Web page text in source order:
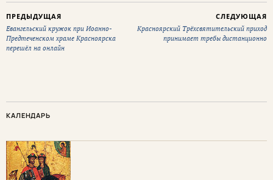
ПРЕДЫДУЩАЯ
Евангельский кружок при Иоанно-
Предтеченском храме Красноярска
перешёл на онлайн
СЛЕДУЮЩАЯ
Красноярский Трёхсвятительский приход
принимает требы дистанционно
КАЛЕНДАРЬ